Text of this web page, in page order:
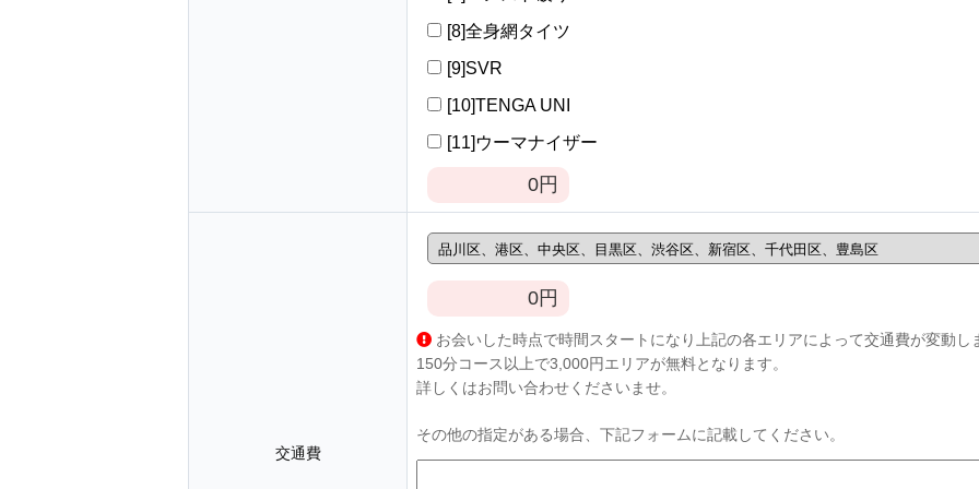
[8]全身網タイツ
[9]SVR
[10]TENGA UNI
[11]ウーマナイザー
0円
交通費
0円
お会いした時点で時間スタートになり上記の各エリアによって交通費が変動し
150分コース以上で3,000円エリアが無料となります。
詳しくはお問い合わせくださいませ。
その他の指定がある場合、下記フォームに記載してください。